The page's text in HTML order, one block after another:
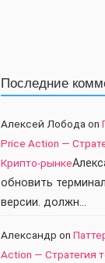
Последние
Алексей Лободаon
Price Action —
Крипто-рынке
обновить
версии. должн…
Александр on
Action — Стратегия